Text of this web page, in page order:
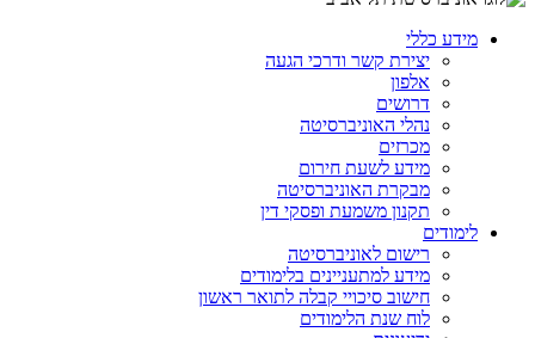
מידע כללי
יצירת קשר ודרכי הגעה
אלפון
דרושים
נהלי האוניברסיטה
מכרזים
מידע לשעת חירום
מבקרת האוניברסיטה
תקנון משמעת ופסקי דין
לימודים
רישום לאוניברסיטה
מידע למתעניינים בלימודים
חישוב סיכויי קבלה לתואר ראשון
לוח שנת הלימודים